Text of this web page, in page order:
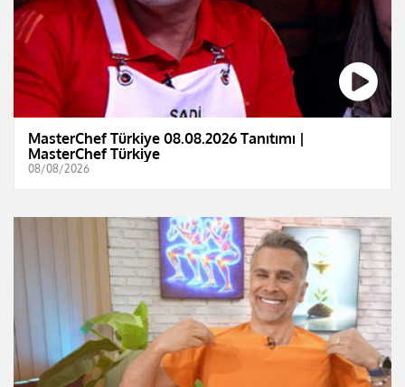
MasterChef Türkiye 08.08.2026 Tanıtımı |
MasterChef Türkiye
08/08/2026